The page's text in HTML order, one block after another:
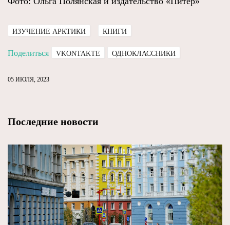
ИЗУЧЕНИЕ АРКТИКИ КНИГИ
Поделиться VKONTAKTE ОДНОКЛАССНИКИ
05 ИЮЛЯ, 2023
Последние новости